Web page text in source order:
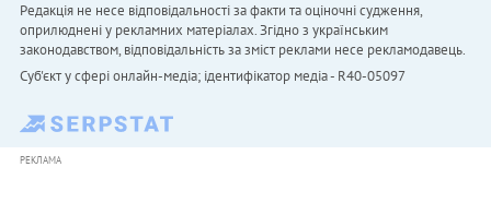
Редакція не несе відповідальності за факти та оціночні судження,
оприлюднені у рекламних матеріалах. Згідно з українським
законодавством, відповідальність за зміст реклами несе рекламодавець.
Cуб'єкт у сфері онлайн-медіа; ідентифікатор медіа - R40-05097
РЕКЛАМА